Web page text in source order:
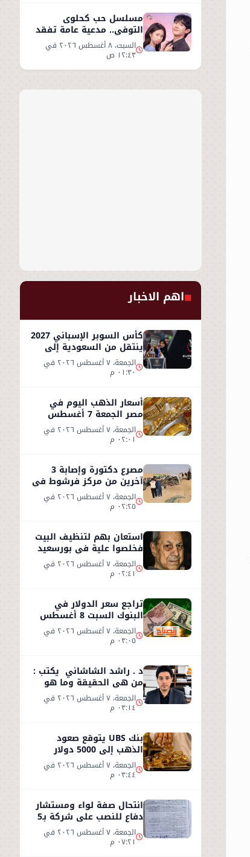
مسلسل حب كحلوى
التوفي.. مدعية عامة تفقد
ذاكرتها وتبدأ قصة حب
غامضة السبت، ٨ أغسطس ٢٠٢٦ في
١٢:٤٣ ص
اهم الاخبار
كأس السوبر الإسباني 2027
ينتقل من السعودية إلى
إسطنبول الجمعة، ٧ أغسطس ٢٠٢٦ في
٠١:٣٠ م
أسعار الذهب اليوم في
مصر الجمعة 7 أغسطس
2026.. عيار 21 يسجل 5970
جنيهاً الجمعة، ٧ أغسطس ٢٠٢٦ في
٠٢:٠١ م
مصرع دكتورة وإصابة 3
آخرين من مركز فرشوط في
حادث على الطريق
الصحراوي الغربي الجمعة، ٧ أغسطس ٢٠٢٦ في
٠٢:٢٥ م
استعان بهم لتنظيف البيت
فخلصوا علية في بورسعيد
الجمعة، ٧ أغسطس ٢٠٢٦ في
٠٢:٤١ م
تراجع سعر الدولار في
البنوك السبت 8 أغسطس
2026.. استقرار عند 49.71
جنيه الجمعة، ٧ أغسطس ٢٠٢٦ في
٠٣:٠٥ م
د . راشد الشاشاني يكتب :
من هي الحقيقة وما هو
الكذب الجمعة، ٧ أغسطس ٢٠٢٦ في
٠٣:١٤ م
بنك UBS يتوقع صعود
الذهب إلى 5000 دولار
للأوقية - التفاصيل الجمعة، ٧ أغسطس ٢٠٢٦ في
٠٣:٤٤ م
انتحال صفة لواء ومستشار
دفاع للنصب على شركة بـ5
ملايين جنيه داخل هيئة
الاستثمار الجمعة، ٧ أغسطس ٢٠٢٦ في
٠٧:٢١ م